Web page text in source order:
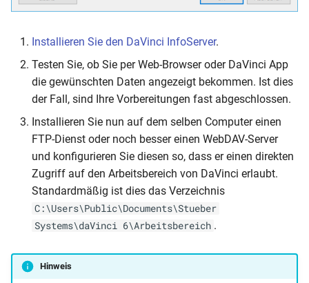
Installieren Sie den DaVinci InfoServer.
Testen Sie, ob Sie per Web-Browser oder DaVinci App
die gewünschten Daten angezeigt bekommen. Ist dies
der Fall, sind Ihre Vorbereitungen fast abgeschlossen.
Installieren Sie nun auf dem selben Computer einen
FTP-Dienst oder noch besser einen WebDAV-Server
und konfigurieren Sie diesen so, dass er einen direkten
Zugriff auf den Arbeitsbereich von DaVinci erlaubt.
Standardmäßig ist dies das Verzeichnis
C:\Users\Public\Documents\Stueber
Systems\daVinci 6\Arbeitsbereich .
Hinweis